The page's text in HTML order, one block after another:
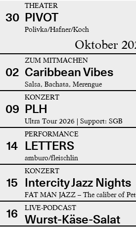
30
THEATER
PIVOT
Polivka/Hafner/Koch
Oktober
02
ZUM MITMACHEN
Caribbean Vibes
Salsa, Bachata, Merengue
09
KONZERT
PLH
Ultra Tour 2026 | Support: SGB
14
PERFORMANCE
LETTERS
amburo/fleischlin
15
KONZERT
Intercity Jazz Nights
FAT MAN JAZZ – The caliber of
16 LIVE-PODCAST
Wurst-Käse-Salat